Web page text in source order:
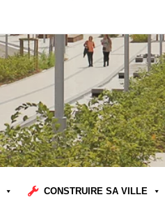
CONSTRUIRE SA VILLE